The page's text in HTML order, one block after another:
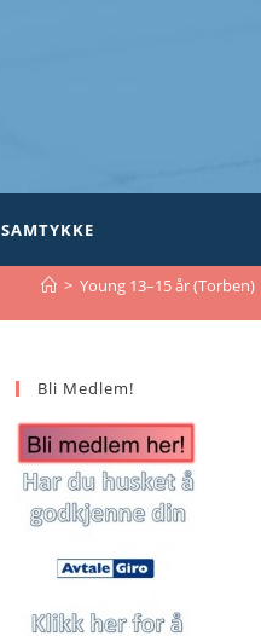
SAMTYKKE
> Young 13–15 år (Torben)
Bli Medlem!